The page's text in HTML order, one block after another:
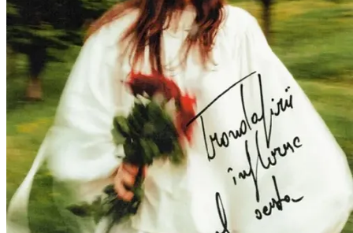
Pagina externă
AMAda Morar
Videoclipuri